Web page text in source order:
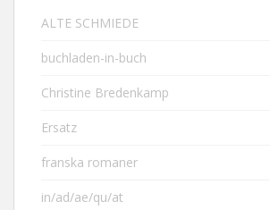
ALTE SCHMIEDE
buchladen-in-buch
Christine Bredenkamp
Ersatz
franska romaner
in/ad/ae/qu/at